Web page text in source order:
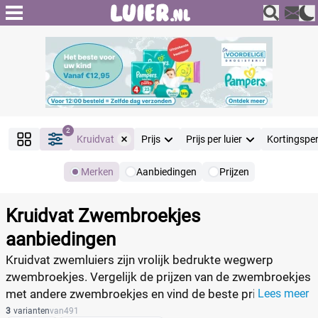
2
Kruidvat Prijs Prijs per luier
Merken Aanbiedingen Prijzen
Filter
Merk Reset
Kruidvat Zwembroekjes
aanbiedingen
Kruidvat zwemluiers zijn vrolijk bedrukte wegwerp
zwembroekjes. Vergelijk de prijzen van de zwembroekjes
met andere zwembroekjes en vind de beste prijsLees meer
Producten
3 variantenvan491